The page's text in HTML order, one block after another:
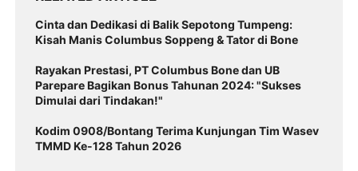
Cinta dan Dedikasi di Balik Sepotong Tumpeng:
Kisah Manis Columbus Soppeng & Tator di Bone
Rayakan Prestasi, PT Columbus Bone dan UB
Parepare Bagikan Bonus Tahunan 2024: "Sukses
Dimulai dari Tindakan!"
Kodim 0908/Bontang Terima Kunjungan Tim Wasev
TMMD Ke-128 Tahun 2026